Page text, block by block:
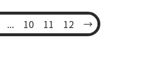
... 10 11 12 →